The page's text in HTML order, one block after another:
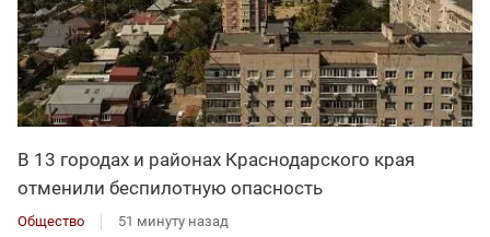
В 13 городах и районах Краснодарского края
отменили беспилотную опасность
Общество 51 минуту назад